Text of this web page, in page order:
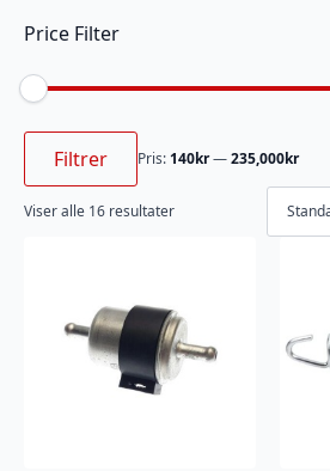
Price Filter
Min.
Makspris
Filtrer Pris: 140kr—235,000kr
Viser alle 16 resultater